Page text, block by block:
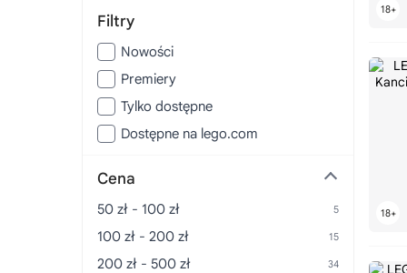
Filtry
Nowości
Premiery
Tylko dostępne
Dostępne na lego.com
Cena
50 zł - 100 zł
100 zł - 200 zł
200 zł - 500 zł